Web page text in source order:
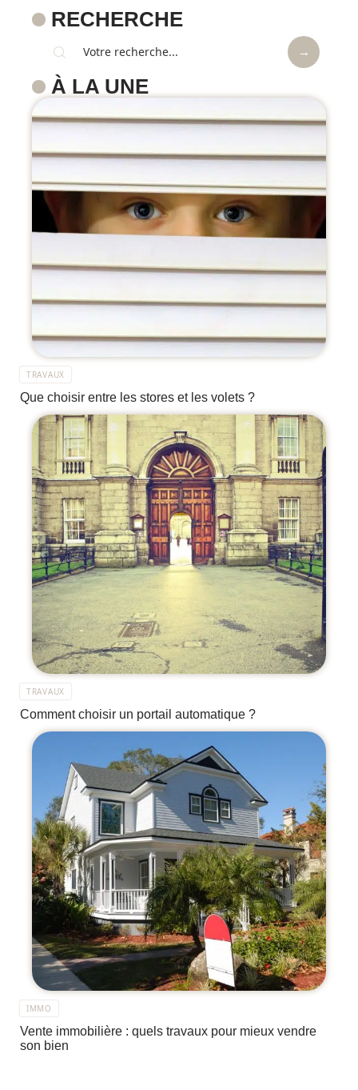
RECHERCHE
À LA UNE
TRAVAUX
Que choisir entre les stores et les volets ?
TRAVAUX
Comment choisir un portail automatique ?
IMMO
Vente immobilière : quels travaux pour mieux vendre
son bien